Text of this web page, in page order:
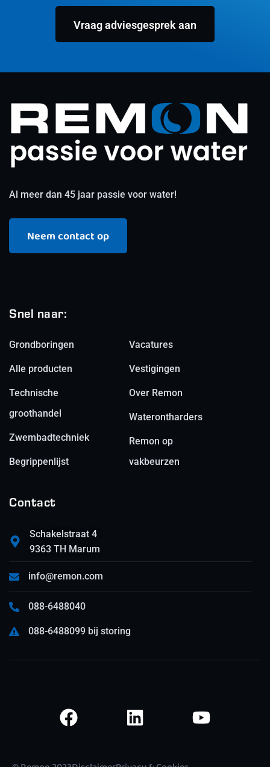
Vraag adviesgesprek aan
Al meer dan 45 jaar passie voor water!
Neem contact op
Snel naar:
Grondboringen
Alle producten
Technische
groothandel
Zwembadtechniek
Begrippenlijst
Vacatures
Vestigingen
Over Remon
Waterontharders
Remon op
vakbeurzen
Contact
Schakelstraat 4
9363 TH Marum
info@remon.com
088-6488040
088-6488099 bij storing